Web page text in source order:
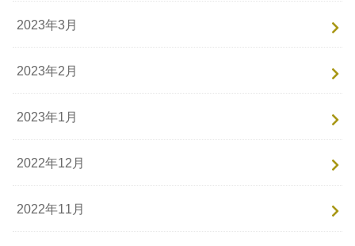
2023年3月
2023年2月
2023年1月
2022年12月
2022年11月